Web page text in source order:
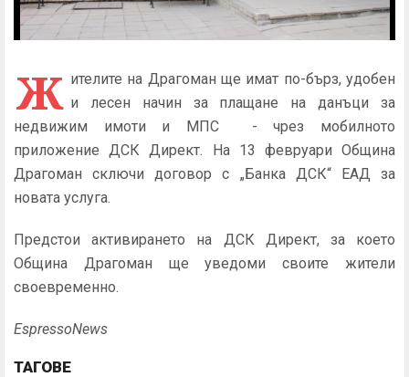
Ж ителите на Драгоман ще имат по-бърз, удобен
и лесен начин за плащане на данъци за
недвижим имоти и МПС - чрез мобилното
приложение ДСК Директ. На 13 февруари Община
Драгоман сключи договор с „Банка ДСК“ ЕАД за
новата услуга.
Предстои активирането на ДСК Директ, за което
Община Драгоман ще уведоми своите жители
своевременно.
EspressoNews
ТАГОВЕ